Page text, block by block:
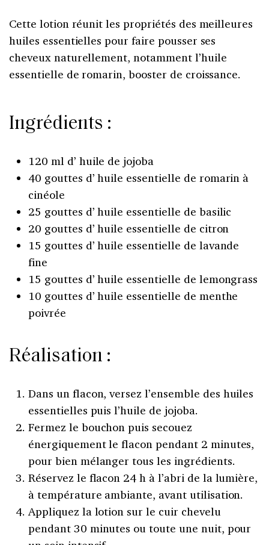
Cette lotion réunit les propriétés des meilleures
huiles essentielles pour faire pousser ses
cheveux naturellement, notamment l’huile
essentielle de romarin, booster de croissance.
Ingrédients :
120 ml d’ huile de jojoba
40 gouttes d’ huile essentielle de romarin à
cinéole
25 gouttes d’ huile essentielle de basilic
20 gouttes d’ huile essentielle de citron
15 gouttes d’ huile essentielle de lavande
fine
15 gouttes d’ huile essentielle de lemongrass
10 gouttes d’ huile essentielle de menthe
poivrée
Réalisation :
Dans un flacon, versez l’ensemble des huiles
essentielles puis l’huile de jojoba.
Fermez le bouchon puis secouez
énergiquement le flacon pendant 2 minutes,
pour bien mélanger tous les ingrédients.
Réservez le flacon 24 h à l’abri de la lumière,
à température ambiante, avant utilisation.
Appliquez la lotion sur le cuir chevelu
pendant 30 minutes ou toute une nuit, pour